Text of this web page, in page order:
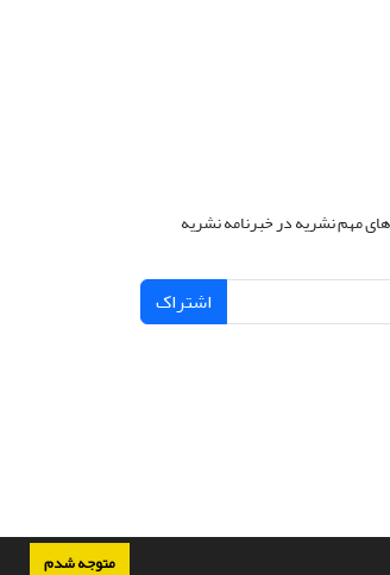
متوجه شدم
های مهم نشریه در خبرنامه نشریه
اشتراک